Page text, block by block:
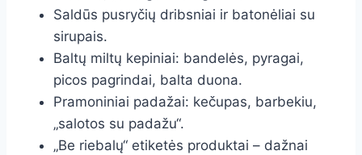
Saldūs pusryčių dribsniai ir batonėliai su
sirupais.
Baltų miltų kepiniai: bandelės, pyragai,
picos pagrindai, balta duona.
Pramoniniai padažai: kečupas, barbekiu,
„salotos su padažu“.
„Be riebalų“ etiketės produktai – dažnai